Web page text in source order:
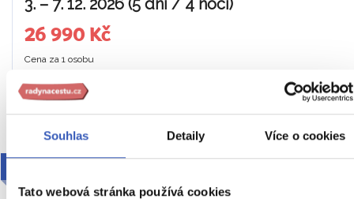
Souhlas Detaily Více o cookies
Tato webová stránka používá cookies
26 990 Kč
Cena za 1 osobu